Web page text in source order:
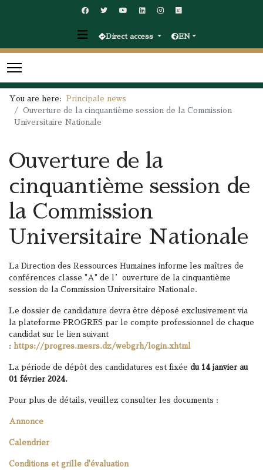
Direct access EN
You are here: Principale news
Ouverture de la cinquantième session de la Commission
Universitaire Nationale
Ouverture de la
cinquantième session de
la Commission
Universitaire Nationale
La Direction des Ressources Humaines informe les maîtres de
conférences classe "A" de l’ouverture de la cinquantième
session de la Commission Universitaire Nationale.
Le dossier de candidature devra être déposé exclusivement via
la plateforme PROGRES par le compte professionnel de chaque
candidat sur le lien suivant
: https://progres.mesrs.dz/webgrh/login.xhtml
La période de dépôt des candidatures est fixée du 14 janvier au
01 février 2024.
Pour plus de détails, veuillez consulter les documents :
Annonce
Calendrier
Conditions et grille d'évaluation